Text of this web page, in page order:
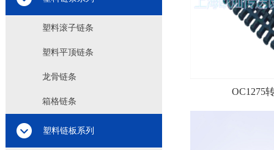
OC1275
塑料滚子链条
塑料平顶链条
龙骨链条
箱格链条
塑料链板系列